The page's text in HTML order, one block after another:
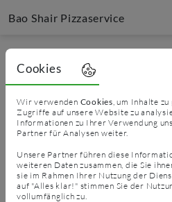
Bao Shair Pizzaservice
Impressum
Angaben gemäß §5 TMG:
Bao Shair Pizzaservice
Seestraße 15
71229
Leonberg
Vertreten durch:
Shahzad Ashraf
Cookies
Wir verwenden Cookies, um Inhalte
Zugriffe auf unsere Website zu
Informationen zu Ihrer Verwendung
Partner für Analysen weiter.
Unsere Partner führen diese
weiteren Daten zusammen, die Sie
sie im Rahmen Ihrer Nutzung der
auf "Alles klar!" stimmen Sie der
vollumfänglich zu.